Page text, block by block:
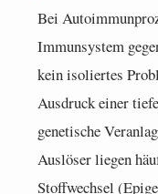
Bei
Immunsystem
kein isoliertes
Ausdruck einer
genetische
Auslöser liegen
Stoffwechsel